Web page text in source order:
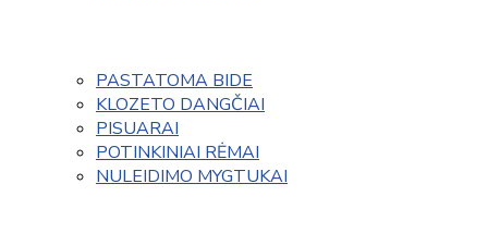
PASTATOMA BIDE
KLOZETO DANGČIAI
PISUARAI
POTINKINIAI RĖMAI
NULEIDIMO MYGTUKAI